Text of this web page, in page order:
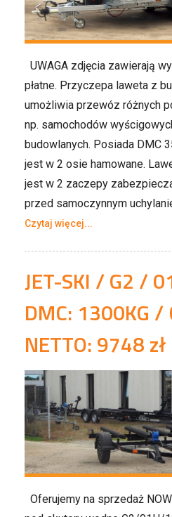
UWAGA zdjęcia zawierają
płatne. Przyczepa laweta z
umożliwia przewóz różnych
np. samochodów
budowlanych. Posiada DMC
jest w 2 osie hamowane.
jest w 2 zaczepy
przed samoczynnym
Czytaj więcej...
JET-SKI / G2 /
DMC: 1300KG /
NETTO: 9748 zł
Oferujemy na sprzedaż